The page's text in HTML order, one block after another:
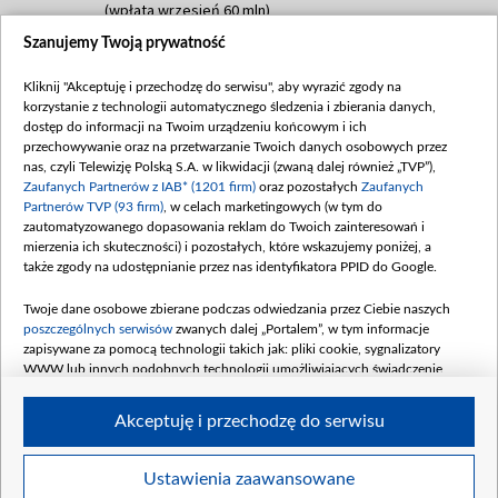
(wpłata wrzesień 60 mln)
Dofinansowanie 635 783 051,21 PLN
(wpłata wrzesień 100 mln, październik 350
mln, listopad 265 mln)
Dofinansowanie 48 862 000,00 PLN
Data podpisania umowy: GRUDZIEŃ 2025
(wpłata grudzień 60,548 mln)
Dofinansowanie 900 000 000,00 PLN
Data podpisania umowy: LUTY 2026 (wpłata
kwiecień 180 mln, 7 maja 180 mln, 8
czerwca 90 mln)
Dofinansowanie 250 000 000,00 PLN
4 sierpnia 250 mln
Szanujemy Twoją prywatność
Kliknij "Akceptuję i przechodzę do serwisu", aby wyrazić zgody na
korzystanie z technologii automatycznego śledzenia i zbierania danych,
dostęp do informacji na Twoim urządzeniu końcowym i ich
przechowywanie oraz na przetwarzanie Twoich danych osobowych przez
nas, czyli Telewizję Polską S.A. w likwidacji (zwaną dalej również „TVP”),
Zaufanych Partnerów z IAB* (1201 firm) oraz pozostałych Zaufanych
Partnerów TVP (93 firm) , w celach marketingowych (w tym do
zautomatyzowanego dopasowania reklam do Twoich zainteresowań i
mierzenia ich skuteczności) i pozostałych, które wskazujemy poniżej, a
także zgody na udostępnianie przez nas identyfikatora PPID do Google.
Twoje dane osobowe zbierane podczas odwiedzania przez Ciebie naszych
poszczególnych serwisów zwanych dalej „Portalem”, w tym informacje
zapisywane za pomocą technologii takich jak: pliki cookie, sygnalizatory
WWW lub innych podobnych technologii umożliwiających świadczenie
Twoje dane osobowe zbierane podczas odwiedzania przez Ciebie
Ustawienia zaawansowane
Akceptuję i przechodzę do serwisu